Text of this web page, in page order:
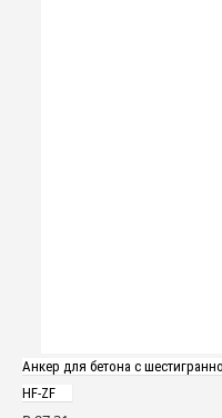
Анкер для бетона с
HF-ZF